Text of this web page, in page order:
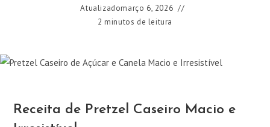
Atualizadomarço 6, 2026
2 minutos de leitura
Receita de Pretzel Caseiro Macio e